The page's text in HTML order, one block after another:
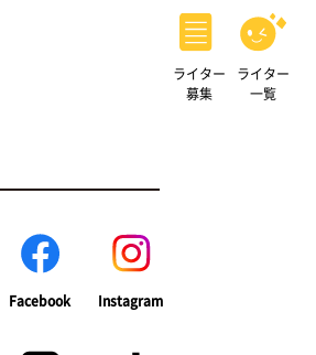
ライター
募集
ライター
一覧
Facebook Instagram